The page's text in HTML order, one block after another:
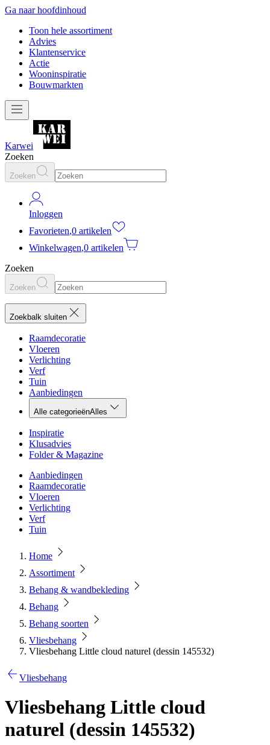
Ga naar hoofdinhoud
Toon hele assortiment
Advies
Klantenservice
Actie
Wooninspiratie
Bouwmarkten
Karwei
Zoeken
Zoeken
Inloggen
Favorieten,0 artikelen
Winkelwagen,0 artikelen
Zoeken
Zoeken
Zoekbalk sluiten
Raamdecoratie
Vloeren
Verlichting
Verf
Tuin
Aanbiedingen
Alle categorieënAlles
Inspiratie
Klusadvies
Folder & Magazine
Aanbiedingen
Raamdecoratie
Vloeren
Verlichting
Verf
Tuin
Home
Assortiment
Behang & wandbekleding
Behang
Behang soorten
Vliesbehang
Vliesbehang Little cloud naturel (dessin 145532)
Vliesbehang
Vliesbehang Little cloud
naturel (dessin 145532)